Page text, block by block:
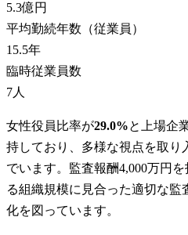
5.3億円
平均勤続年数（従業員）
15.5年
臨時従業員数
7人
女性役員比率が29.0%と上場企
持しており、多様な視点を取り
でいます。監査報酬4,000万円
る組織規模に見合った適切な
化を図っています。